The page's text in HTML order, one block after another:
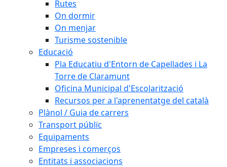
Rutes
On dormir
On menjar
Turisme sostenible
Educació
Pla Educatiu d'Entorn de Capellades i La
Torre de Claramunt
Oficina Municipal d'Escolarització
Recursos per a l'aprenentatge del català
Plànol / Guia de carrers
Transport públic
Equipaments
Empreses i comerços
Entitats i associacions